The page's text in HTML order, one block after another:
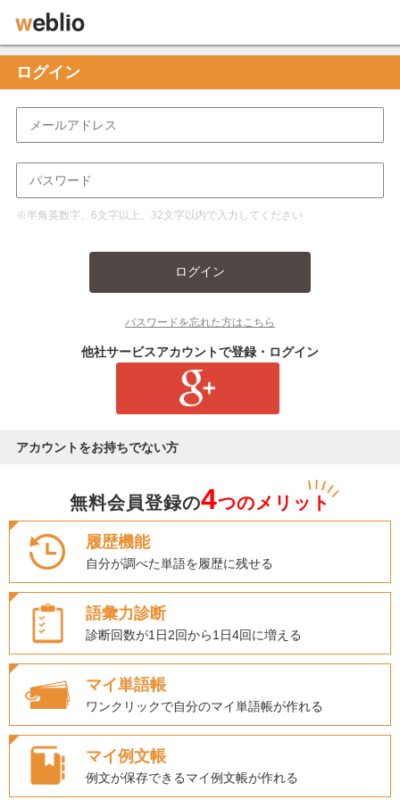
ログイン
※半角英数字、6文字以上、32文字以内で入力してください
ログイン
パスワードを忘れた方はこちら
他社サービスアカウントで登録・ログイン
アカウントをお持ちでない方
無料会員登録の4つのメリット
履歴機能
自分が調べた単語を履歴に残せる
語彙力診断
診断回数が1日2回から1日4回に増える
マイ単語帳
ワンクリックで自分のマイ単語帳が作れる
マイ例文帳
例文が保存できるマイ例文帳が作れる